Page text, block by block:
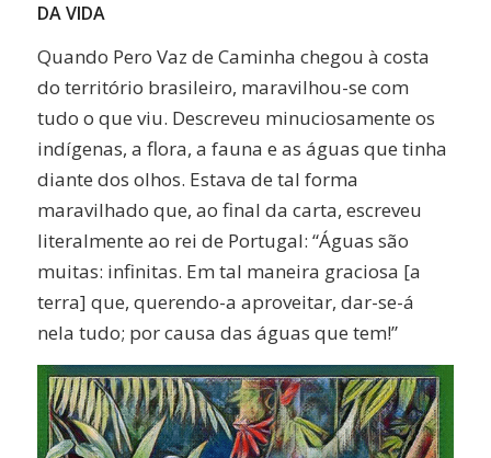
DA VIDA
Quando Pero Vaz de Caminha chegou à costa
do território brasileiro, maravilhou-se com
tudo o que viu. Descreveu minuciosamente os
indígenas, a flora, a fauna e as águas que tinha
diante dos olhos. Estava de tal forma
maravilhado que, ao final da carta, escreveu
literalmente ao rei de Portugal: “Águas são
muitas: infinitas. Em tal maneira graciosa [a
terra] que, querendo-a aproveitar, dar-se-á
nela tudo; por causa das águas que tem!”